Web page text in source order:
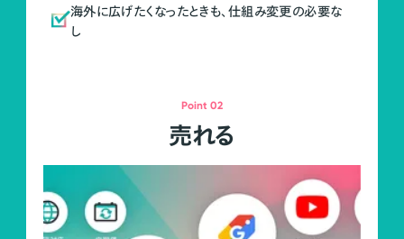
海外に広げたくなったときも、仕組み変更の必要な
し
Point 02
売れる